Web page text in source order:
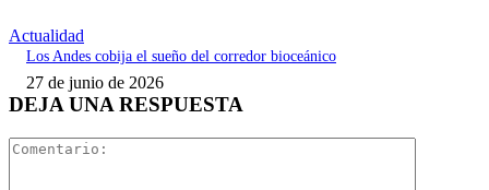
Actualidad
Los Andes cobija el sueño del corredor bioceánico
27 de junio de 2026
DEJA UNA RESPUESTA